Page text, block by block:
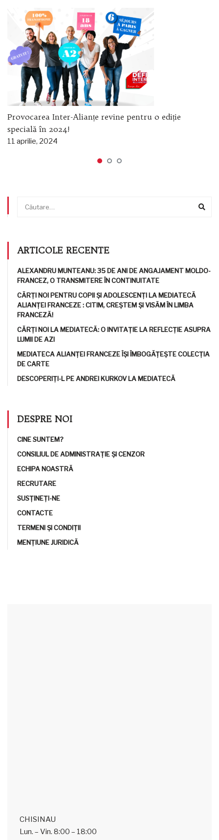
Provocarea Inter-Alianțe revine pentru o ediție
specială în 2024!
11 aprilie, 2024
ARTICOLE RECENTE
ALEXANDRU MUNTEANU: 35 DE ANI DE ANGAJAMENT MOLDO-
FRANCEZ, O TRANSMITERE ÎN CONTINUITATE
CĂRȚI NOI PENTRU COPII ȘI ADOLESCENȚI LA MEDIATECĂ
ALIANȚEI FRANCEZE : CITIM, CREȘTEM ȘI VISĂM ÎN LIMBA
FRANCEZĂ!
CĂRȚI NOI LA MEDIATECĂ: O INVITAȚIE LA REFLECȚIE ASUPRA
LUMII DE AZI
MEDIATECA ALIANȚEI FRANCEZE ÎȘI ÎMBOGĂȚEȘTE COLECȚIA
DE CARTE
DESCOPERIȚI-L PE ANDREI KURKOV LA MEDIATECĂ
DESPRE NOI
CINE SUNTEM?
CONSILIUL DE ADMINISTRAȚIE ȘI CENZOR
ECHIPA NOASTRĂ
RECRUTARE
SUSȚINEȚI-NE
CONTACTE
TERMENI ȘI CONDIȚII
MENȚIUNE JURIDICĂ
CHISINAU
Lun. – Vin. 8:00 – 18:00